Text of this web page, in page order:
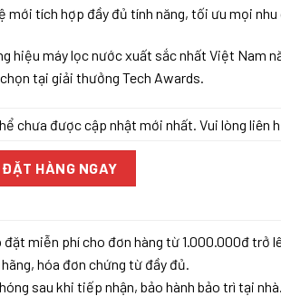
mới tích hợp đầy đủ tính năng, tối ưu mọi nhu
hiệu máy lọc nước xuất sắc nhất Việt Nam
tại giải thưởng Tech Awards.
chưa được cập nhật mới nhất. Vui lòng liên
Smith R400S số lượng
ĐẶT HÀNG NGAY
đặt miễn phí cho đơn hàng từ 1.000.000đ trở
hóa đơn chứng từ đầy đủ.
sau khi tiếp nhận, bảo hành bảo trì tại nhà.